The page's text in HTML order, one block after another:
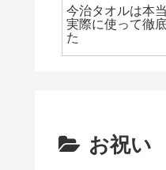
今治タオルは本
実際に使って徹
た
お祝い